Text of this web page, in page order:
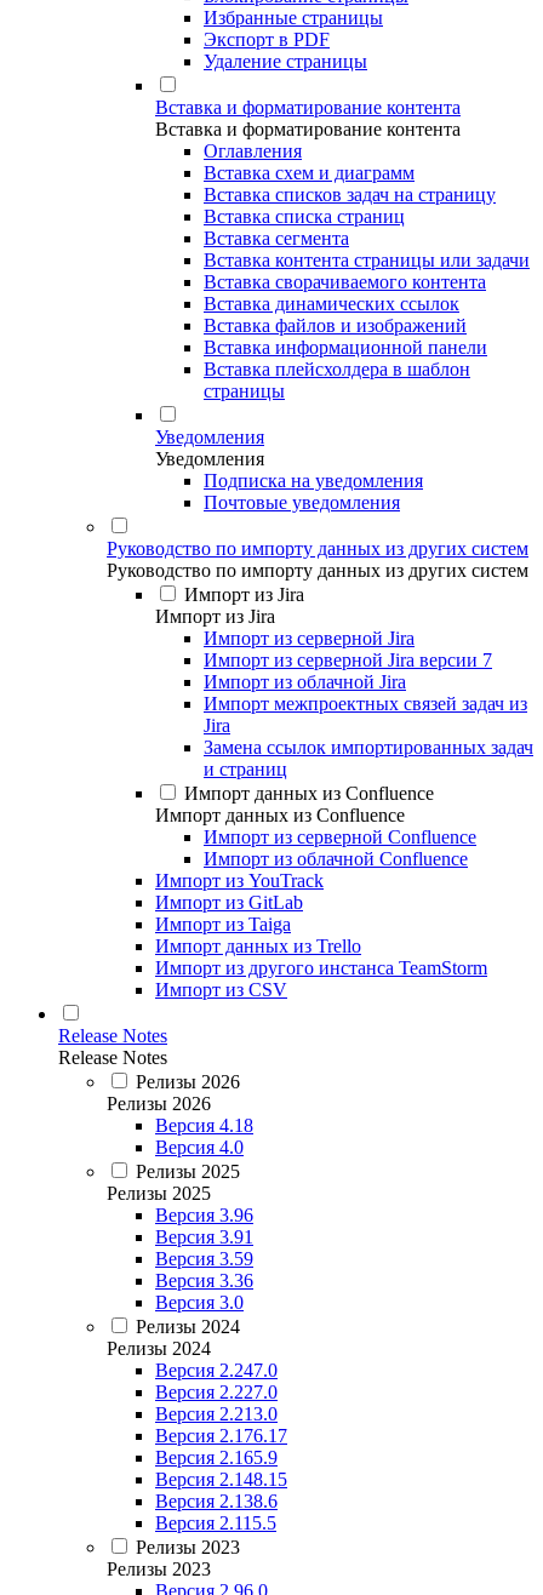
Избранные страницы
Экспорт в PDF
Удаление страницы
Вставка и форматирование контента
Вставка и форматирование контента
Оглавления
Вставка схем и диаграмм
Вставка списков задач на страницу
Вставка списка страниц
Вставка сегмента
Вставка контента страницы или задачи
Вставка сворачиваемого контента
Вставка динамических ссылок
Вставка файлов и изображений
Вставка информационной панели
Вставка плейсхолдера в шаблон
страницы
Уведомления
Уведомления
Подписка на уведомления
Почтовые уведомления
Руководство по импорту данных из других систем
Руководство по импорту данных из других систем
Импорт из Jira
Импорт из Jira
Импорт из серверной Jira
Импорт из серверной Jira версии 7
Импорт из облачной Jira
Импорт межпроектных связей задач из
Jira
Замена ссылок импортированных задач
и страниц
Импорт данных из Confluence
Импорт данных из Confluence
Импорт из серверной Confluence
Импорт из облачной Confluence
Импорт из YouTrack
Импорт из GitLab
Импорт из Taiga
Импорт данных из Trello
Импорт из другого инстанса TeamStorm
Импорт из CSV
Release Notes
Release Notes
Релизы 2026
Релизы 2026
Версия 4.18
Версия 4.0
Релизы 2025
Релизы 2025
Версия 3.96
Версия 3.91
Версия 3.59
Версия 3.36
Версия 3.0
Релизы 2024
Релизы 2024
Версия 2.247.0
Версия 2.227.0
Версия 2.213.0
Версия 2.176.17
Версия 2.165.9
Версия 2.148.15
Версия 2.138.6
Версия 2.115.5
Релизы 2023
Релизы 2023